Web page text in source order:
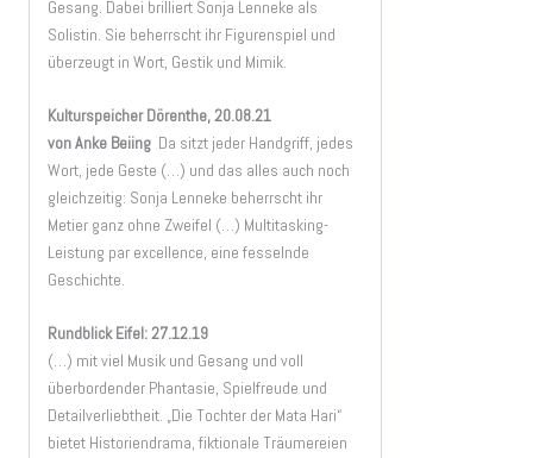
Gesang. Dabei brilliert Sonja Lenneke als
Solistin. Sie beherrscht ihr Figurenspiel und
überzeugt in Wort, Gestik und Mimik.
Kulturspeicher Dörenthe, 20.08.21
von Anke Beiing Da sitzt jeder Handgriff, jedes
Wort, jede Geste (…) und das alles auch noch
gleichzeitig: Sonja Lenneke beherrscht ihr
Metier ganz ohne Zweifel (…) Multitasking-
Leistung par excellence, eine fesselnde
Geschichte.
Rundblick Eifel: 27.12.19
(…) mit viel Musik und Gesang und voll
überbordender Phantasie, Spielfreude und
Detailverliebtheit. „Die Tochter der Mata Hari“
bietet Historiendrama, fiktionale Träumereien